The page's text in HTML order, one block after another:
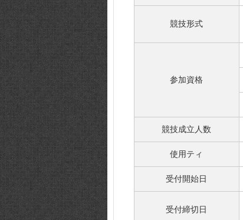
競技形式
参加資格
競技成立人数
使用ティ
受付開始日
受付締切日